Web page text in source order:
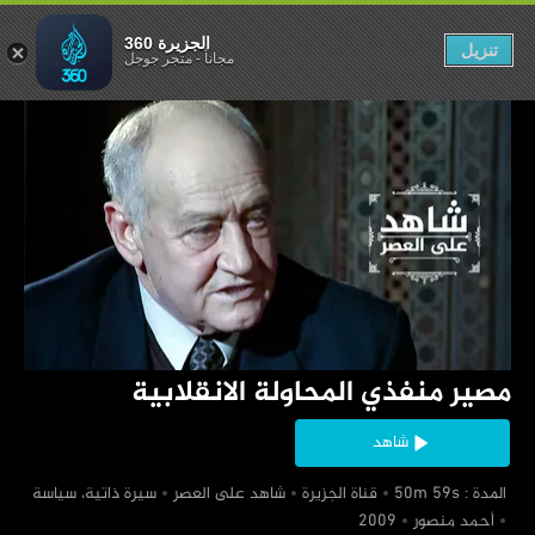
‏مصير منفذي المحاولة الانقلابية
شاهد
‏ المدة : 50m 59s
‏قناة الجزيرة ‏شاهد على العصر
‏سيرة ذاتية، سياسة
‏أحمد منصور
الانقلابية
الجزيرة 360
مجاناً-متجر جوجل تنزيل